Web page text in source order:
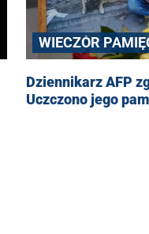
WIECZÓR
Dziennikarz AFP
Uczczono jego